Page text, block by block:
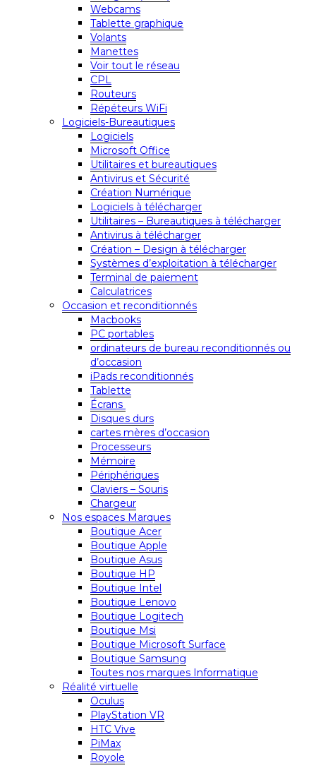
Webcams
Tablette graphique
Volants
Manettes
Voir tout le réseau
CPL
Routeurs
Répéteurs WiFi
Logiciels-Bureautiques
Logiciels
Microsoft Office
Utilitaires et bureautiques
Antivirus et Sécurité
Création Numérique
Logiciels à télécharger
Utilitaires – Bureautiques à télécharger
Antivirus à télécharger
Création – Design à télécharger
Systèmes d’exploitation à télécharger
Terminal de paiement
Calculatrices
Occasion et reconditionnés
Macbooks
PC portables
ordinateurs de bureau reconditionnés ou
d’occasion
iPads reconditionnés
Tablette
Écrans
Disques durs
cartes mères d’occasion
Processeurs
Mémoire
Périphériques
Claviers – Souris
Chargeur
Nos espaces Marques
Boutique Acer
Boutique Apple
Boutique Asus
Boutique HP
Boutique Intel
Boutique Lenovo
Boutique Logitech
Boutique Msi
Boutique Microsoft Surface
Boutique Samsung
Toutes nos marques Informatique
Réalité virtuelle
Oculus
PlayStation VR
HTC Vive
PiMax
Royole